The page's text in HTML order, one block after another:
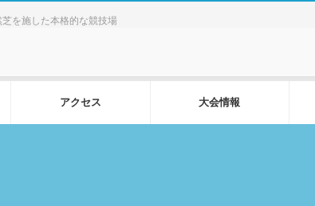
を施した本格的な競技場
アクセス 大会情報